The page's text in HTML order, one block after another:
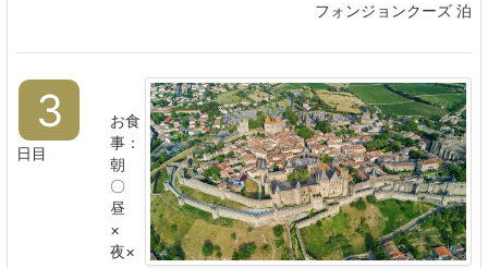
フォンジョンクーズ 泊
3
日目
お食
事：
朝
〇
昼
×
夜×